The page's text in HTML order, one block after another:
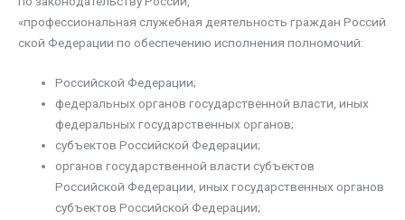
«профессиональная служебная деятельность граждан Россий
ской Федерации по обеспечению исполнения полномочий:
Российской Федерации;
федеральных органов государственной власти, иных
федеральных государственных органов;
субъектов Российской Федерации;
органов государственной власти субъектов
Российской Федерации, иных государственных органов
субъектов Российской Федерации;